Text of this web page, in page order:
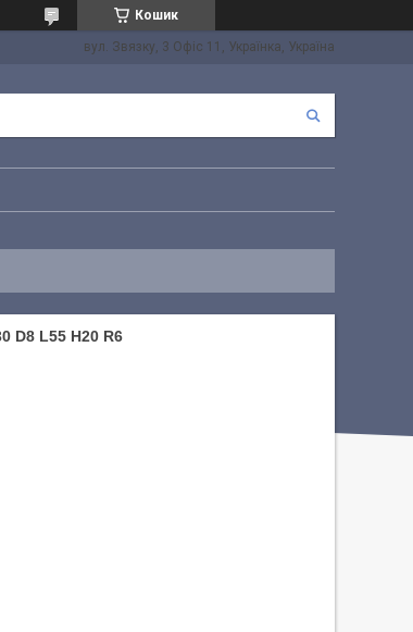
Кошик
вул. Звязку, 3 Офіс 11, Українка, Україна
L55 H20 R6